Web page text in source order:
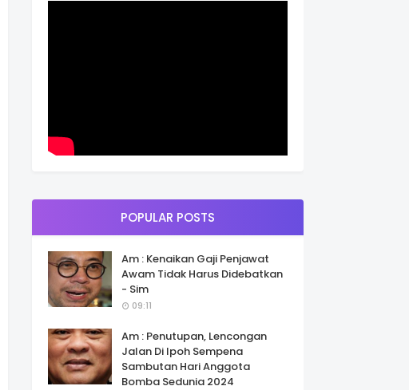
POPULAR POSTS
Am : Kenaikan Gaji Penjawat
Awam Tidak Harus Didebatkan
- Sim
09:11
Am : Penutupan, Lencongan
Jalan Di Ipoh Sempena
Sambutan Hari Anggota
Bomba Sedunia 2024